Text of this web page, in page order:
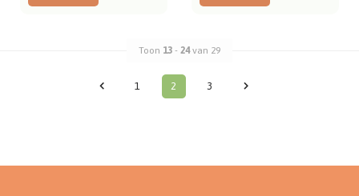
Toon 13 - 24van 29
1 2 3